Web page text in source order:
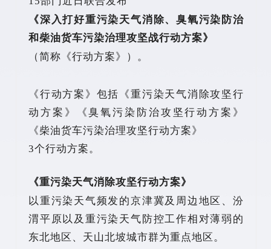
《深入打好重污染天气消除、臭氧污染防治
和柴油货车污染治理攻坚战行动方案》
（简称《行动方案》）。
《行动方案》包括《重污染天气消除攻坚行
动方案》《臭氧污染防治攻坚行动方案》
《柴油货车污染治理攻坚行动方案》
3个行动方案。
《重污染天气消除攻坚行动方案》
以重污染天气频发的京津冀及周边地区、汾
渭平原以及重污染天气防控工作相对薄弱的
东北地区、天山北坡城市群为重点地区。